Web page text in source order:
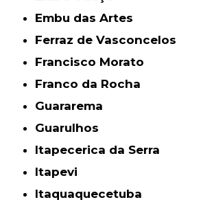
Embu das Artes
Ferraz de Vasconcelos
Francisco Morato
Franco da Rocha
Guararema
Guarulhos
Itapecerica da Serra
Itapevi
Itaquaquecetuba